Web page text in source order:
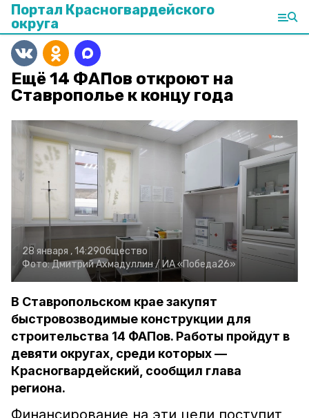
Портал Красногвардейского
округа
Ещё 14 ФАПов откроют на
Ставрополье к концу года
28 января , 14:29Общество
Фото:Дмитрий Ахмадуллин / ИА «Победа26»
В Ставропольском крае закупят
быстровозводимые конструкции для
строительства 14 ФАПов. Работы пройдут в
девяти округах, среди которых —
Красногвардейский, сообщил глава
региона.
Финансирование на эти цели поступит